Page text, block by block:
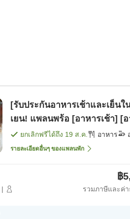
[รับประกันอาหารเช้าและเย็น
เยน! แพลนพร้อ [อาหารเช้า] [อ
ยกเลิกฟรีได้ถึง 19 ส.ค. อาหาร
รายละเอียดอื่นๆ ของแพลนพัก
|
฿
รวมภาษีและค่